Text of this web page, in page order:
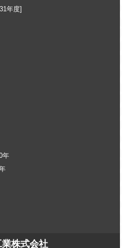
年度]
年
業株式会社